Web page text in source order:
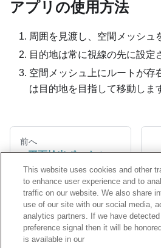
アプリの使用方法
周囲を見渡し、空間メッシュ
目的地は常に視線の先に設定
空間メッシュ上にルートが存
は目的地を目指して移動しま
前へ
平面検出ポータル
This website uses cookies and other
to enhance user experience and to
traffic on our website. We also share
use of our site with our social media,
analytics partners. If we have
preference signal then it will be
is available in our